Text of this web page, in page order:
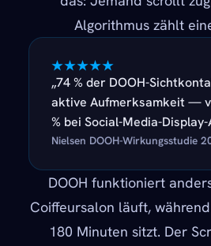
Algorithmus zählt
★★★★★
„74 % der DOOH-
aktive Aufmerksamkeit —
% bei Social-Media-Display-
Nielsen DOOH-Wirkungsstudie
DOOH funktioniert
Coiffeursalon läuft,
180 Minuten sitzt. Der